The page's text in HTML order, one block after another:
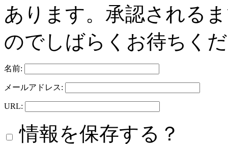
あります。承認される
のでしばらくお待ちく
名前:
メールアドレス:
URL:
情報を保存する？